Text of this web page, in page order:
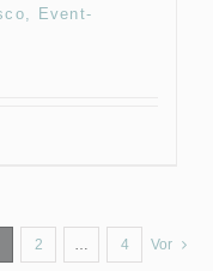
Event-
2 4 Vor